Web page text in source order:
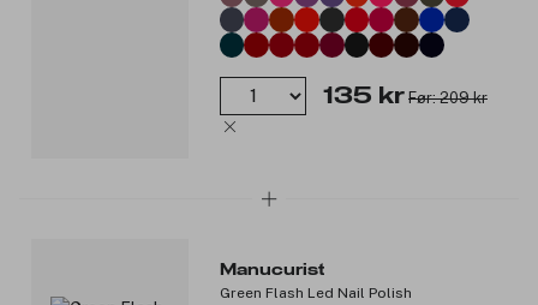
135 kr Før: 209 kr
Manucurist
Green Flash Led Nail Polish